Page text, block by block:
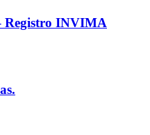
Registro INVIMA